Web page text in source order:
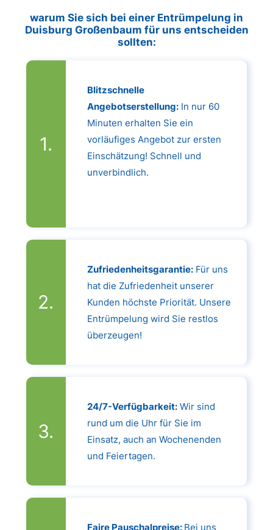
warum Sie sich bei einer Entrümpelung in
Duisburg Großenbaum für uns entscheiden
sollten:
Blitzschnelle
Angebotserstellung:In nur 60
Minuten erhalten Sie ein
vorläufiges Angebot zur ersten
Einschätzung! Schnell und
unverbindlich.
Zufriedenheitsgarantie:Für uns
hat die Zufriedenheit unserer
Kunden höchste Priorität. Unsere
Entrümpelung wird Sie restlos
überzeugen!
24/7-Verfügbarkeit:Wir sind
rund um die Uhr für Sie im
Einsatz, auch an Wochenenden
und Feiertagen.
Faire Pauschalpreise: Bei uns